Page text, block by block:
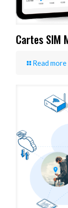
Cartes SIM
Read more